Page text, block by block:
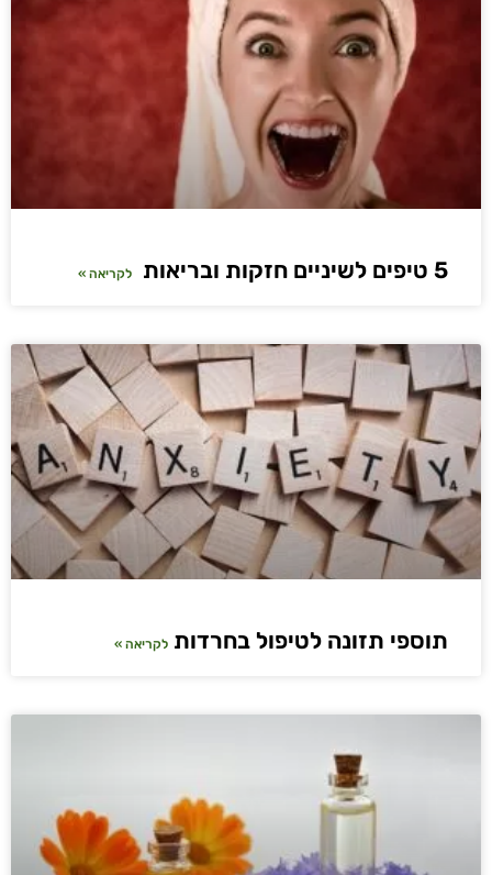
5 טיפים לשיניים חזקות ובריאות לקריאה »
תוספי תזונה לטיפול בחרדות לקריאה »